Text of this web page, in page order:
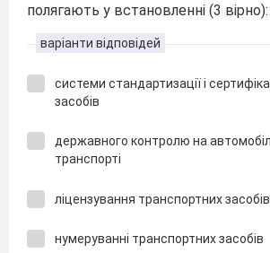
полягають у встановленні (3 вірно):
варіанти відповідей
системи стандартизації і
засобів
державного контролю на
транспорті
ліцензування транспортних засобів
нумеруванні транспортних засобів